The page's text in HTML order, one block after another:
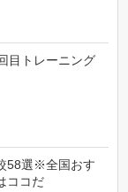
目トレーニング
58選※全国おす
ココだ